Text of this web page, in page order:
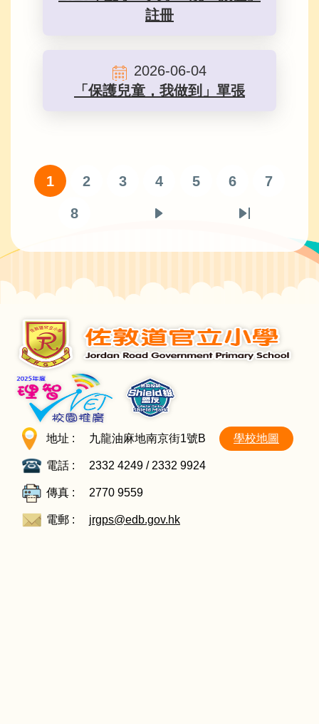
註冊
2026-06-04
「保護兒童，我做到」單張
Pagination
目
面
1
頁
2
頁
3
頁
面
4
頁
5
頁
面
6
頁
7
頁
8
Last
地址 : 九龍油麻地南京街1號B 學校地圖
電話 : 2332 4249 / 2332 9924
傳真 : 2770 9559
電郵 : jrgps@edb.gov.hk